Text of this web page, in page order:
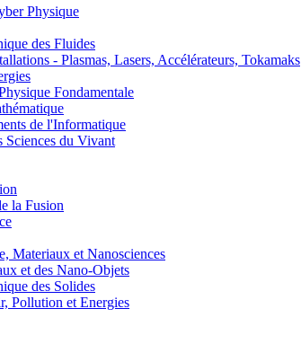
Physique
des Fluides
- Plasmas, Lasers, Accélérateurs, Tokamaks
Fondamentale
de l'Informatique
du Vivant
la Fusion
et Nanosciences
et des Nano-Objets
des Solides
Pollution et Energies